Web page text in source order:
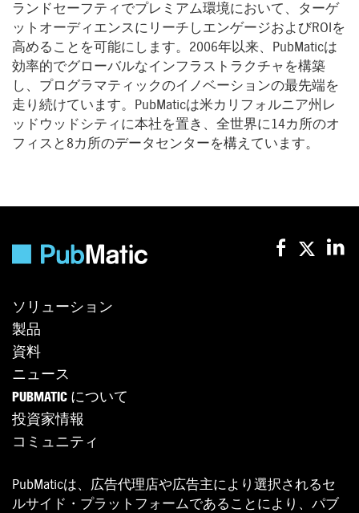
ランドセーフティでプレミアム環境において、ターゲ
ットオーディエンスにリーチしエンゲージおよびROIを
高めることを可能にします。2006年以来、PubMaticは
効率的でグローバルなインフラストラクチャを構築
し、プログラマティックのイノベーションの最先端を
走り続けています。PubMaticは米カリフォルニア州レ
ッドウッドシティに本社を置き、全世界に14カ所のオ
フィスと8カ所のデータセンターを構えています。
ソリューション
製品
資料
ニュース
PUBMATIC について
投資家情報
コミュニティ
PubMaticは、広告代理店や広告主により選択されるセ
ルサイド・プラットフォームであることにより、パブ